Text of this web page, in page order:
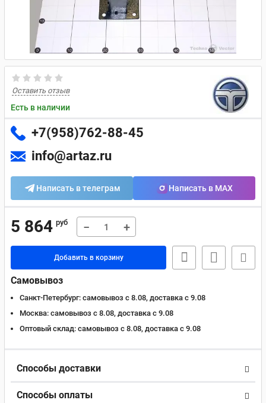
Оставить отзыв
Есть в наличии
+7(958)762-88-45
info@artaz.ru
Написать в телеграм Написать в MAX
5 864 руб − +
Добавить в корзину
Самовывоз
Санкт-Петербург: самовывоз с 8.08, доставка c 9.08
Москва: самовывоз с 8.08, доставка c 9.08
Оптовый склад: самовывоз с 8.08, доставка c 9.08
Способы доставки
Способы оплаты